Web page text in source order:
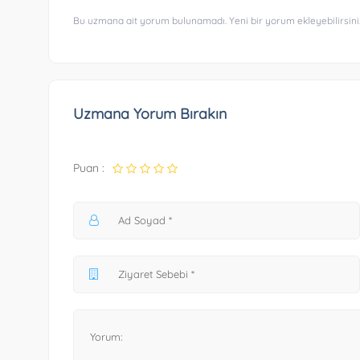
Bu uzmana ait yorum bulunamadı. Yeni bir yorum
Uzmana Yorum Bırakın
Puan :